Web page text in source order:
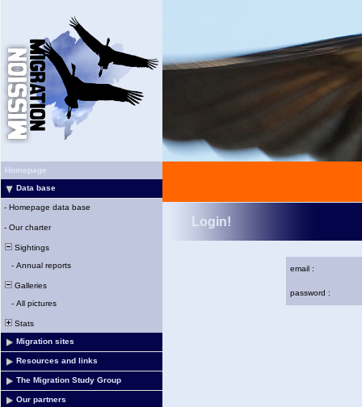
Homepage
Data base
- Homepage data base
- Our charter
Sightings
- Annual reports
Galleries
- All pictures
Stats
Migration sites
Resources and links
The Migration Study Group
Our partners
Login!
email :
password :